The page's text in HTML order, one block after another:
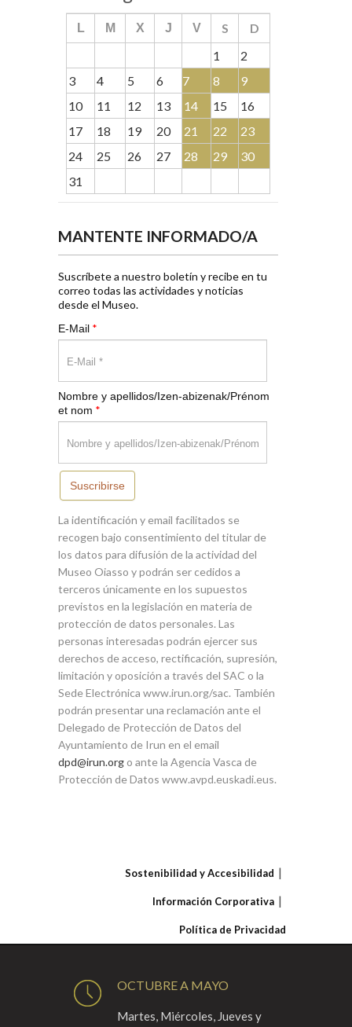
L M X J V S
D
1
2
3
4 5 6 7 8
9
10
11 12 13 14 15
16
17
18 19 20 21 22
23
24
25 26 27 28 29
30
31
MANTENTE INFORMADO/A
Suscríbete a nuestro boletín y recibe en tu
correo todas las actividades y noticias
desde el Museo.
E-Mail *
Nombre y apellidos/Izen-abizenak/Prénom
et nom *
Suscribirse
La identificación y email facilitados se
recogen bajo consentimiento del titular de
los datos para difusión de la actividad del
Museo Oiasso y podrán ser cedidos a
terceros únicamente en los supuestos
previstos en la legislación en materia de
protección de datos personales. Las
personas interesadas podrán ejercer sus
derechos de acceso, rectificación, supresión,
limitación y oposición a través del SAC o la
Sede Electrónica www.irun.org/sac. También
podrán presentar una reclamación ante el
Delegado de Protección de Datos del
Ayuntamiento de Irun en el email
dpd@irun.org o ante la Agencia Vasca de
Protección de Datos www.avpd.euskadi.eus.
Sostenibilidad y Accesibilidad
Información Corporativa
Política de Privacidad
OCTUBRE A MAYO
Martes, Miércoles, Jueves y